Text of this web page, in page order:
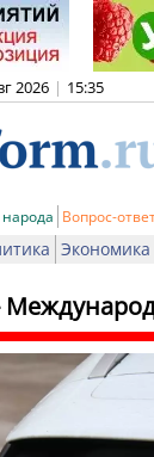
2026 | 15:35
народа Вопрос-
Экономика